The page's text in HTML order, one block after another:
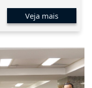
Veja mais